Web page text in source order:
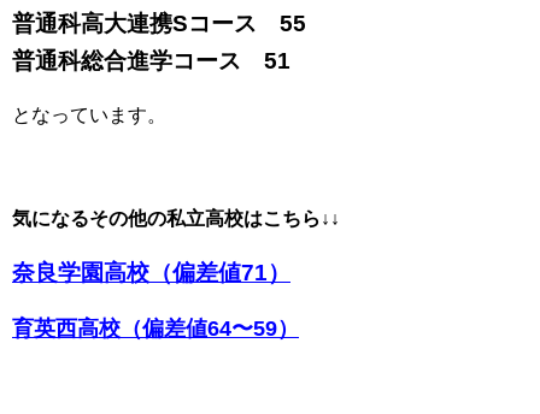
普通科高大連携Sコース 55
普通科総合進学コース 51
となっています。
気になるその他の私立高校はこちら↓↓
奈良学園高校（偏差値71）
育英西高校（偏差値64〜59）